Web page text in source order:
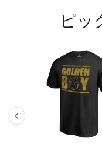
ピッ